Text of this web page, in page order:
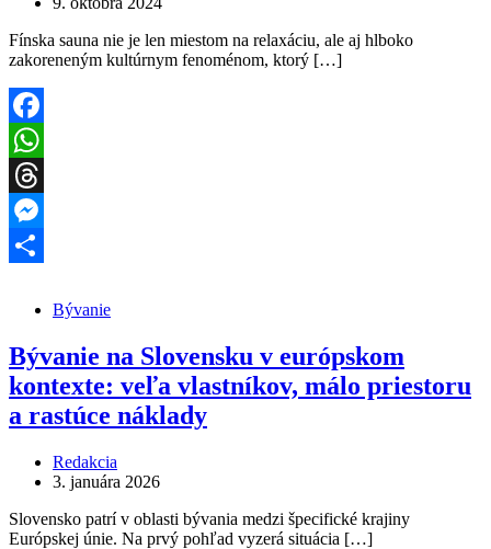
Fínska sauna nie je len miestom na relaxáciu, ale aj hlboko
zakoreneným kultúrnym fenoménom, ktorý […]
Facebook
WhatsApp
Threads
Messenger
Bývanie
Bývanie na Slovensku v európskom
kontexte: veľa vlastníkov, málo priestoru
a rastúce náklady
Redakcia
3. januára 2026
Slovensko patrí v oblasti bývania medzi špecifické krajiny
Európskej únie. Na prvý pohľad vyzerá situácia […]